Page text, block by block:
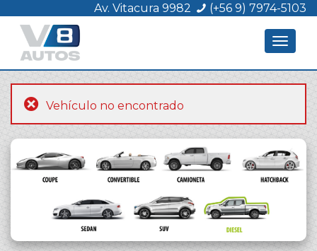
Av. Vitacura 9982 (+56 9) 7974-5103
Toggle
Vehículo no encontrado